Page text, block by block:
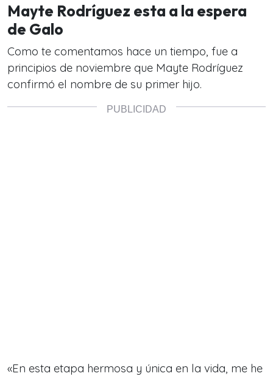
Mayte Rodríguez esta a la espera
de Galo
Como te comentamos hace un tiempo, fue a
principios de noviembre que Mayte Rodríguez
confirmó el nombre de su primer hijo.
«En esta etapa hermosa y única en la vida, me he